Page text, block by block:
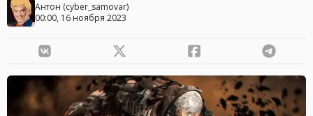
Антон (cyber_samovar)
00:00, 16 ноября 2023